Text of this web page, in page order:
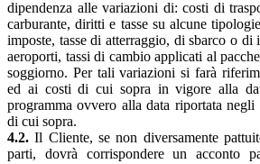
dipendenza alle variazioni di: costi di
carburante, diritti e tasse su alcune
imposte, tasse di atterraggio, di sbarco o
aeroporti, tassi di cambio applicati al
soggiorno. Per tali variazioni si farà
ed ai costi di cui sopra in vigore alla
programma ovvero alla data riportata negli
di cui sopra.
4.2. Il Cliente, se non diversamente
parti, dovrà corrispondere un acconto